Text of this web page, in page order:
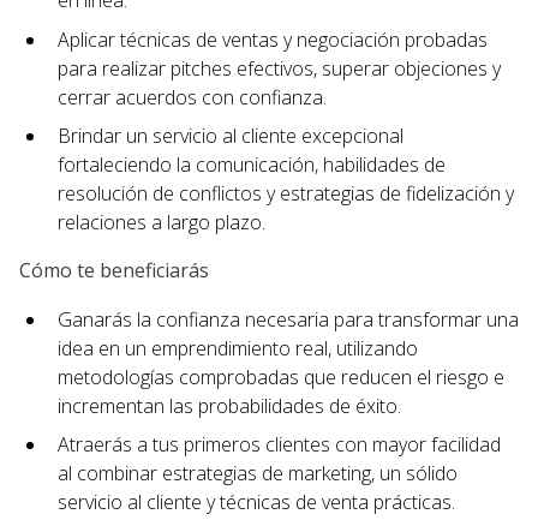
Aplicar técnicas de ventas y negociación probadas
para realizar pitches efectivos, superar objeciones y
cerrar acuerdos con confianza.
Brindar un servicio al cliente excepcional
fortaleciendo la comunicación, habilidades de
resolución de conflictos y estrategias de fidelización y
relaciones a largo plazo.
Cómo te beneficiarás
Ganarás la confianza necesaria para transformar una
idea en un emprendimiento real, utilizando
metodologías comprobadas que reducen el riesgo e
incrementan las probabilidades de éxito.
Atraerás a tus primeros clientes con mayor facilidad
al combinar estrategias de marketing, un sólido
servicio al cliente y técnicas de venta prácticas.